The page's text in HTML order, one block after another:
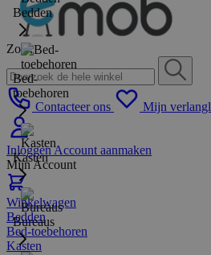
Zoek
Contacteer ons Mijn
InloggenAccount aanmaken
Mijn Account
Winkelwagen
Bedden
Bed-
toebehoren
Kasten
Bureaus
Bedden
Bed-toebehoren
Kasten